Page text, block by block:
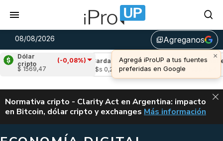
08/08/2026 library_addAgreganos
×
Agregá iProUP a tus fuentes
preferidas en Google
Dólar
cripto
(-0,08%)
$ 1569,47
(0,73%)
Cardano (-1,61%)
u$s 0,20
Avalanche
u$s 6,54
ALERTA
Normativa cripto - Clarity Act en Argentina: impacto
en Bitcoin, dólar cripto y exchanges CLARITY ACT EN
Más información